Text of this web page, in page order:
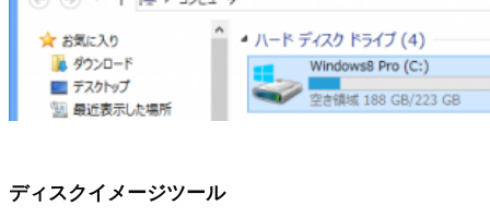
ディスクイメージツール